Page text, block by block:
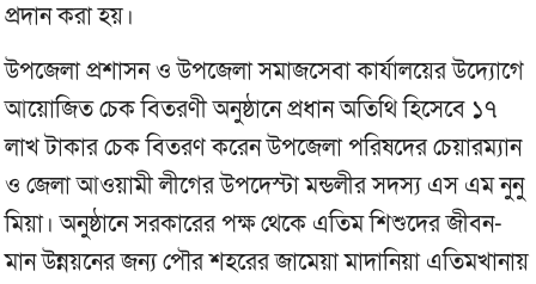
প্রদান করা হয়।
উপজেলা প্রশাসন ও উপজেলা সমাজসেবা কার্যালয়ের উদ্যোগে
আয়োজিত চেক বিতরণী অনুষ্ঠানে প্রধান অতিথি হিসেবে ১৭
লাখ টাকার চেক বিতরণ করেন উপজেলা পরিষদের চেয়ারম্যান
ও জেলা আওয়ামী লীগের উপদেস্টা মন্ডলীর সদস্য এস এম নুনু
মিয়া। অনুষ্ঠানে সরকারের পক্ষ থেকে এতিম শিশুদের জীবন-
মান উন্নয়নের জন্য পৌর শহরের জামেয়া মাদানিয়া এতিমখানায়